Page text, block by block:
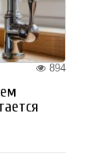
894